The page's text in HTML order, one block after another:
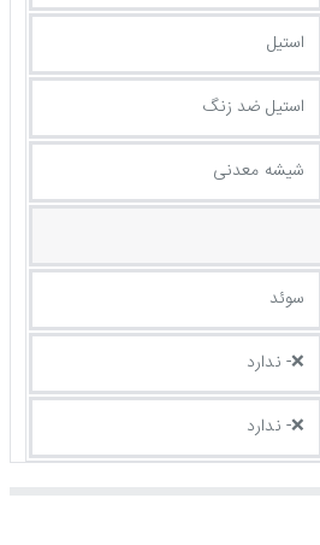
استیل
استیل ضد زنگ
شیشه معدنی
سوئد
❌- ندارد
❌- ندارد